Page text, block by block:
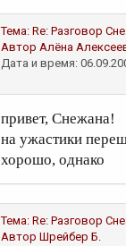
Тема: Re: Разговор
Автор Алёна
Дата и время:
привет, Снежана!
на ужастики
хорошо, однако
Тема: Re: Разговор
Автор Шрейбер Б.